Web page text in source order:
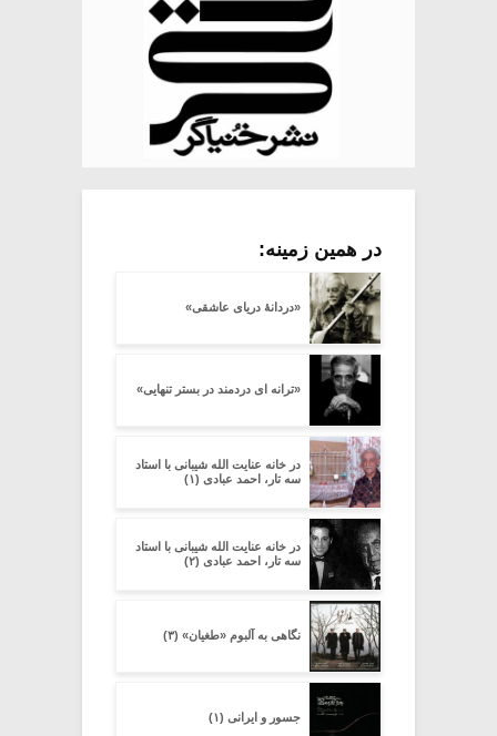
در همین زمینه:
«دردانۀ دریای عاشقی»
«ترانه ای دردمند در بستر تنهایی»
در خانه عنایت الله شیبانی با استاد
سه تار، احمد عبادی (۱)
در خانه عنایت الله شیبانی با استاد
سه تار، احمد عبادی (۲)
نگاهی به آلبوم «طغیان» (۳)
جسور و ایرانی (۱)